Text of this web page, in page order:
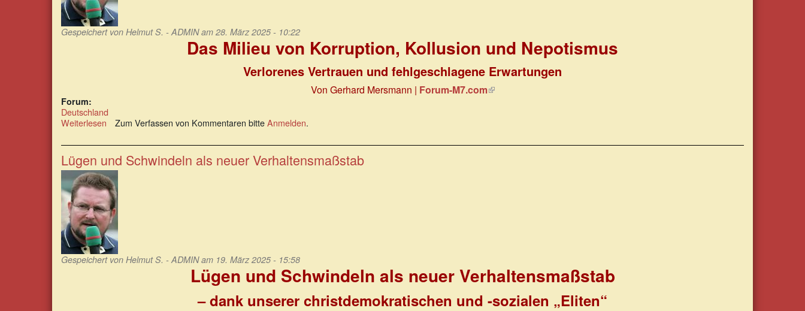
Gespeichert von Helmut S. - ADMINam 28. März 2025 - 10:22
Das Milieu von Korruption, Kollusion und Nepotismus
Verlorenes Vertrauen und fehlgeschlagene Erwartungen
Von Gerhard Mersmann | Forum-M7.com(Link
Forum:
Deutschland
Weiterlesen über
Milieu
von
Korruption,
Kollusion
und
Nepotismus
Zum Verfassen von Kommentaren bitteAnmelden.
Lügen und Schwindeln als neuer Verhaltensmaßstab
Gespeichert von Helmut S. - ADMINam 19. März 2025 - 15:58
Lügen und Schwindeln als neuer Verhaltensmaßstab
– dank unserer christdemokratischen und -sozialen „Eliten“